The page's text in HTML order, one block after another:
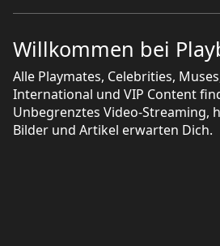
Willkommen bei
Alle Playmates, Celebrities,
International und VIP Content
Unbegrenztes Video-Streaming,
Bilder und Artikel erwarten Dich.